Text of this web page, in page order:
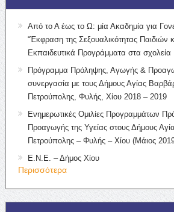
Από το Α έως το Ω: μία Ακαδημία για
“Έκφραση της Σεξουαλικότητας Παιδιών
Εκπαιδευτικά Προγράμματα στα σχολεία
Πρόγραμμα Πρόληψης, Αγωγής &
συνεργασία με τους Δήμους Αγίας
Πετρούπολης, Φυλής, Χίου 2018 – 2019
Ενημερωτικές Ομιλίες Προγραμμάτων
Προαγωγής της Υγείας στους Δήμους
Πετρούπολης – Φυλής – Χίου (Μάιος
Ε.Ν.Ε. – Δήμος Χίου
Περισσότερα